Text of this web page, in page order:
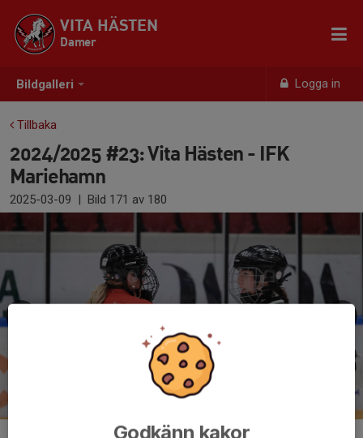
Bildgalleri Logga in
VITA HÄSTEN
Damer
Tillbaka
2024/2025 #23: Vita Hästen - IFK
Mariehamn
2025-03-09 | Bild 171 av 180
Godkänn kakor